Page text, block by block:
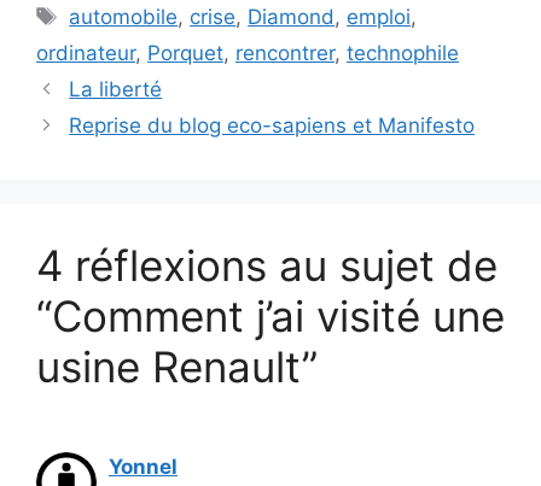
Étiquettes
automobile, crise, Diamond , emploi,
ordinateur, Porquet, rencontrer, technophile
La liberté
Reprise du blog eco-sapiens et Manifesto
4 réflexions au sujet de
“Comment j’ai visité une
usine Renault”
Yonnel